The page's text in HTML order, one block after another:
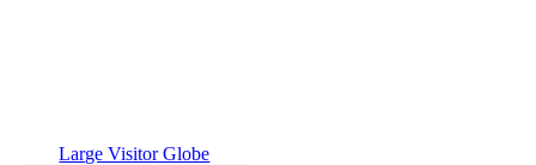
Large Visitor Globe